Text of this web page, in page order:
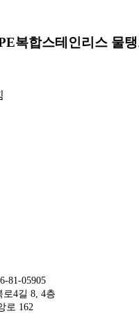
복합스테인리스 물
81-05905
4길 8, 4층
로 162